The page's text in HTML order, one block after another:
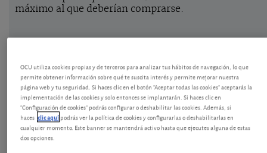
máximo al que deberían comprarse.
El selector de barrios de Fincas y casas recoge en
diciembre de 2020 los precios de venta y alquiler
de 54 zonas en la ciudad de Barcelona.
Para cada zona se calcula la rentabilidad anual
esperada por alquileres, neta antes de impuestos.
OCU utiliza cookies propias y de terceros para analizar tus hábitos de navegación, lo que
permite obtener información sobre qué te suscita interés y permite mejorar nuestra
página web y tu seguridad. Si haces clic en el botón "Aceptar todas las cookies" aceptarás la
implementación de las cookies y solo entonces se implantarán. Si haces clic en
"Configuración de cookies" podrás configurar o deshabilitar las cookies. Además, si
haces clic aquípodrás ver la política de cookies y configurarlas o deshabilitarlas en
cualquier momento. Este banner se mantendrá activo hasta que ejecutes alguna de estas
dos opciones.